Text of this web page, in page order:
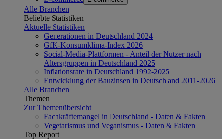
Alle Branchen
Beliebte Statistiken
Aktuelle Statistiken
Generationen in Deutschland 2024
GfK-Konsumklima-Index 2026
Social-Media-Plattformen - Anteil der Nutzer nach
Altersgruppen in Deutschland 2025
Inflationsrate in Deutschland 1992-2025
Entwicklung der Bauzinsen in Deutschland 2011-2026
Alle Branchen
Themen
Zur Themenübersicht
Fachkräftemangel in Deutschland - Daten & Fakten
Vegetarismus und Veganismus - Daten & Fakten
Top Report